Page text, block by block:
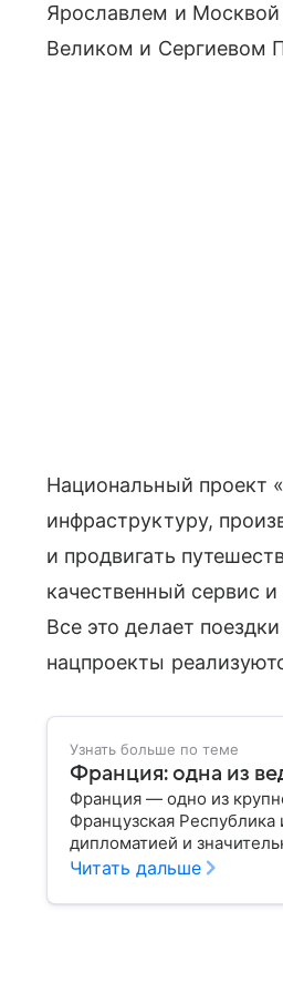
Ярославлем и Москвой
Великом и Сергиевом
Национальный проект
инфраструктуру,
и продвигать
качественный сервис
Все это делает
нацпроекты
Узнать больше по теме
Франция: одна из
Франция — одно из
Французская
дипломатией и
о ней.
Читать дальше